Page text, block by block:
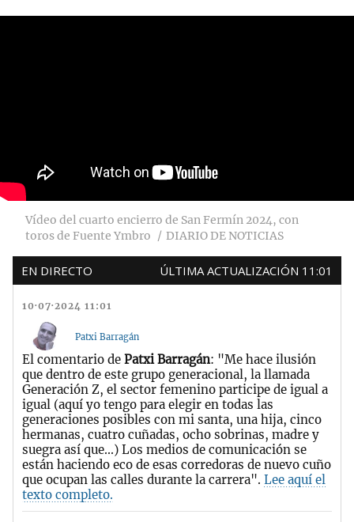
Vídeo del cuarto encierro de San Fermín 2024, con
toros de Fuente Ymbro
DIARIO DE NOTICIAS
EN DIRECTO ÚLTIMA ACTUALIZACIÓN 11:01
10·07·2024 11:01
Patxi Barragán
El comentario de Patxi Barragán: "Me hace ilusión
que dentro de este grupo generacional, la llamada
Generación Z, el sector femenino participe de igual a
igual (aquí yo tengo para elegir en todas las
generaciones posibles con mi santa, una hija, cinco
hermanas, cuatro cuñadas, ocho sobrinas, madre y
suegra así que...) Los medios de comunicación se
están haciendo eco de esas corredoras de nuevo cuño
que ocupan las calles durante la carrera". Lee aquí el
texto completo.